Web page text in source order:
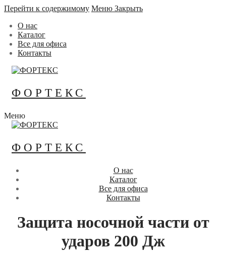
Перейти к содержимому Меню Закрыть
О нас
Каталог
Все для офиса
Контакты
ФОРТЕКС
Меню
ФОРТЕКС
О нас
Каталог
Все для офиса
Контакты
Защита носочной части от
ударов 200 Дж